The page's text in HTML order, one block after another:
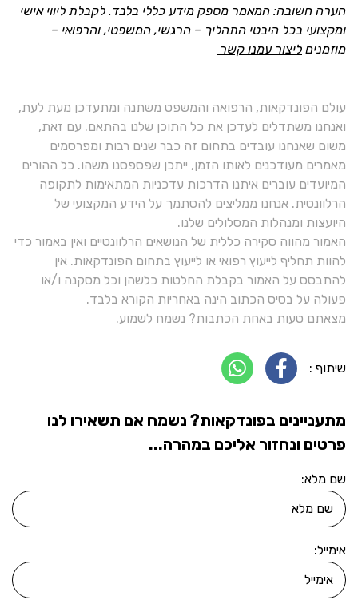
הערה חשובה: המאמר מספק מידע כללי בלבד. לקבלת ליווי אישי
ומקצועי בכל היבטי התהליך – הרגשי, המשפטי, והרפואי –
מוזמנים ליצור עמנו קשר
עולם הפונדקאות, הרפואה והמשפט משתנה ומתעדכן מעת לעת,
ואנחנו משתדלים לעדכן את כל התוכן שלנו בהתאם. עם זאת,
משום שאנחנו עובדים בתחום זה כבר שנים רבות ומפרסמים
מאמרים מעודכנים לאותו הזמן, ייתכן שפספסנו משהו. כל ההורים
המיועדים עוברים איתנו הדרכות עדכניות המתאימות לתקופה
הרלוונטית. אנחנו ממליצים להסתמך על הידע המקצועי של
היועצות ומנהלות המסלולים שלנו.
האמור מהווה סקירה כללית של הנושאים הרלוונטיים ואין באמור כדי
להוות תחליף לייעוץ רפואי או לייעוץ בתחום הפונדקאות. אין
להתבסס על האמור בקבלת החלטות כלשהן וכל מסקנה ו/או
פעולה על בסיס הכתוב הינה באחריות הקורא בלבד.
מצאתם טעות באחת הכתבות? נשמח לשמוע.
שיתוף :
מתעניינים בפונדקאות? נשמח אם תשאירו לנו
פרטים ונחזור אליכם במהרה...
שם מלא:
אימייל: